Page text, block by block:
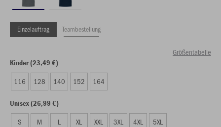
Einzelauftrag Teambestellung
Größentabelle
Kinder (23,49 €)
116 128 140 152 164
Unisex (26,99 €)
S M L XL XXL 3XL 4XL 5XL